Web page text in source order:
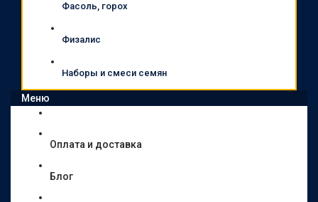
Фасоль, горох
Физалис
Наборы и смеси семян
Меню
Оплата и доставка
Блог